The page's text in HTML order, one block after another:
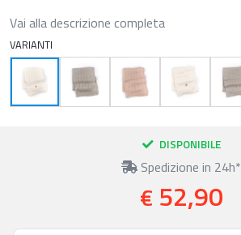
Vai alla descrizione completa
VARIANTI
DISPONIBILE
Spedizione in 24h*
€ 52,90